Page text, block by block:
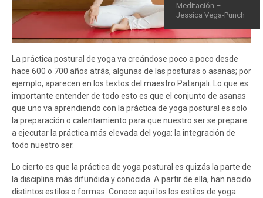
Meditación –
Jessica Vega-Punch
La práctica postural de yoga va creándose poco a poco desde
hace 600 o 700 años atrás, algunas de las posturas o asanas; por
ejemplo, aparecen en los textos del maestro Patanjali. Lo que es
importante entender de todo esto es que el conjunto de asanas
que uno va aprendiendo con la práctica de yoga postural es solo
la preparación o calentamiento para que nuestro ser se prepare
a ejecutar la práctica más elevada del yoga: la integración de
todo nuestro ser.
Lo cierto es que la práctica de yoga postural es quizás la parte de
la disciplina más difundida y conocida. A partir de ella, han nacido
distintos estilos o formas. Conoce aquí los los estilos de yoga